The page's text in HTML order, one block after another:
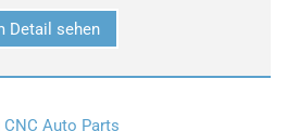
Detail sehen